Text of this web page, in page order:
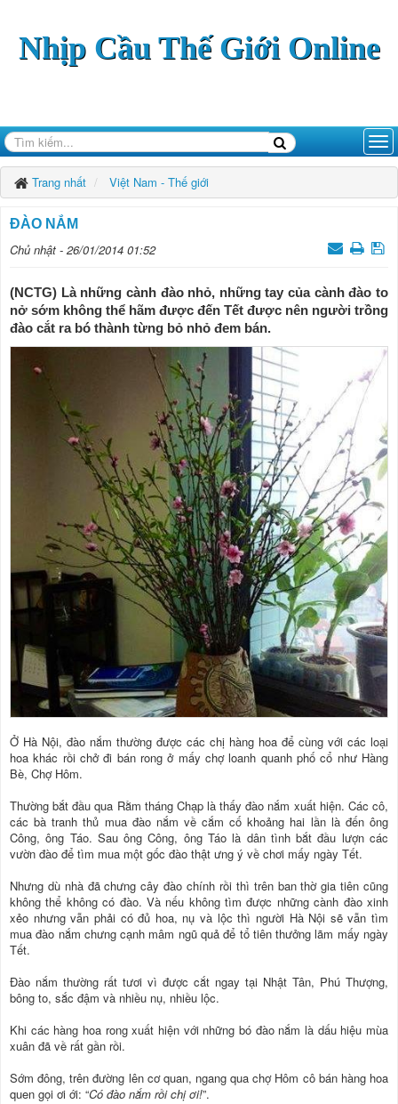
Nhịp Cầu Thế Giới Online
Trang nhất Việt Nam - Thế giới
ĐÀO NẮM
Chủ nhật - 26/01/2014 01:52
(NCTG) Là những cành đào nhỏ, những tay của cành đào to
nở sớm không thể hãm được đến Tết được nên người trồng
đào cắt ra bó thành từng bỏ nhỏ đem bán.
Ở Hà Nội, đào nắm thường được các chị hàng hoa để cùng với các loại
hoa khác rồi chở đi bán rong ở mấy chợ loanh quanh phố cổ như Hàng
Bè, Chợ Hôm.
Thường bắt đầu qua Rằm tháng Chạp là thấy đào nắm xuất hiện. Các cô,
các bà tranh thủ mua đào nắm về cắm cố khoảng hai lần là đến ông
Công, ông Táo. Sau ông Công, ông Táo là dân tình bắt đầu lượn các
vườn đào để tìm mua một gốc đào thật ưng ý về chơi mấy ngày Tết.
Nhưng dù nhà đã chưng cây đào chính rồi thì trên ban thờ gia tiên cũng
không thể không có đào. Và nếu không tìm được những cành đào xinh
xẻo nhưng vẫn phải có đủ hoa, nụ và lộc thì người Hà Nội sẽ vẫn tìm
mua đào nắm chưng cạnh mâm ngũ quả để tổ tiên thưởng lãm mấy ngày
Tết.
Đào nắm thường rất tươi vì được cắt ngay tại Nhật Tân, Phú Thượng,
bông to, sắc đậm và nhiều nụ, nhiều lộc.
Khi các hàng hoa rong xuất hiện với những bó đào nắm là dấu hiệu mùa
xuân đã về rất gần rồi.
Sớm đông, trên đường lên cơ quan, ngang qua chợ Hôm cô bán hàng hoa
quen gọi ơi ới: “Có đào nắm rồi chị ơi!”.